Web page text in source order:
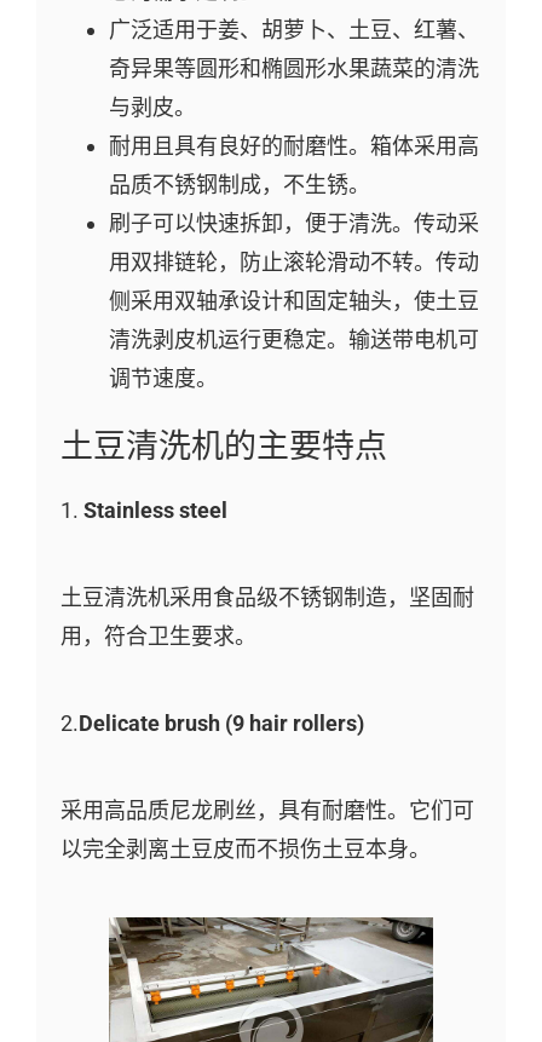
广泛适用于姜、胡萝卜、土豆、红薯、
奇异果等圆形和椭圆形水果蔬菜的清洗
与剥皮。
耐用且具有良好的耐磨性。箱体采用高
品质不锈钢制成，不生锈。
刷子可以快速拆卸，便于清洗。传动采
用双排链轮，防止滚轮滑动不转。传动
侧采用双轴承设计和固定轴头，使土豆
清洗剥皮机运行更稳定。输送带电机可
调节速度。
土豆清洗机的主要特点
1. Stainless steel
土豆清洗机采用食品级不锈钢制造，坚固耐
用，符合卫生要求。
2.Delicate brush (9 hair rollers)
采用高品质尼龙刷丝，具有耐磨性。它们可
以完全剥离土豆皮而不损伤土豆本身。